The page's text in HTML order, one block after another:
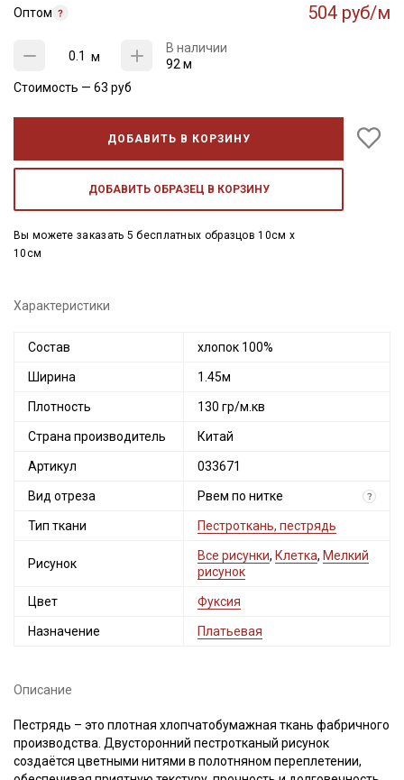
Оптом 504 руб/м
м
В наличии
92 м
Стоимость — 63 руб
ДОБАВИТЬ В КОРЗИНУ
ДОБАВИТЬ ОБРАЗЕЦ В КОРЗИНУ
Вы можете заказать 5 бесплатных образцов 10см x
10см
Характеристики
Состав хлопок 100%
Ширина 1.45м
Плотность 130 гр/м.кв
Страна производитель Китай
Артикул 033671
Вид отреза Рвем по нитке ?
Тип ткани Пестроткань, пестрядь
Рисунок
Все рисунки, Клетка, Мелкий
рисунок
Цвет Фуксия
Назначение Платьевая
Описание
Пестрядь – это плотная хлопчатобумажная ткань фабричного
производства. Двусторонний пестротканый рисунок
создаётся цветными нитями в полотняном переплетении,